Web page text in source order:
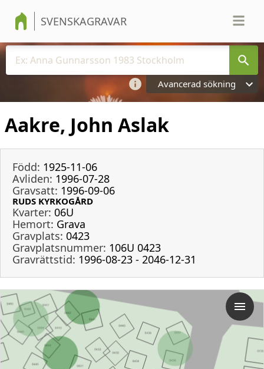
SVENSKAGRAVAR
Avancerad sökning
Aakre, John Aslak
Född: 1925-11-06
Avliden: 1996-07-28
Gravsatt: 1996-09-06
RUDS KYRKOGÅRD
Kvarter: 06U
Hemort: Grava
Gravplats: 0423
Gravplatsnummer: 106U 0423
Gravrättstid: 1996-08-23 - 2046-12-31